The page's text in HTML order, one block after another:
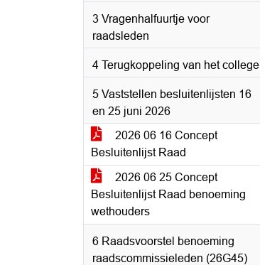
3 Vragenhalfuurtje voor
raadsleden
4 Terugkoppeling van het college
5 Vaststellen besluitenlijsten 16
en 25 juni 2026
2026 06 16 Concept
Besluitenlijst Raad
2026 06 25 Concept
Besluitenlijst Raad benoeming
wethouders
6 Raadsvoorstel benoeming
raadscommissieleden (26G45)